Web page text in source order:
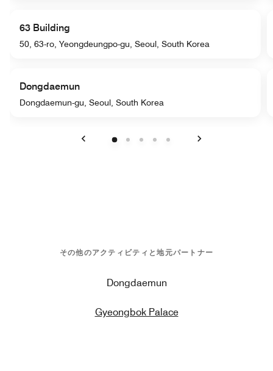
63 Building
50, 63-ro, Yeongdeungpo-gu, Seoul, South Korea
Dongdaemun
Dongdaemun-gu, Seoul, South Korea
その他のアクティビティと地元パートナー
Dongdaemun
Gyeongbok Palace